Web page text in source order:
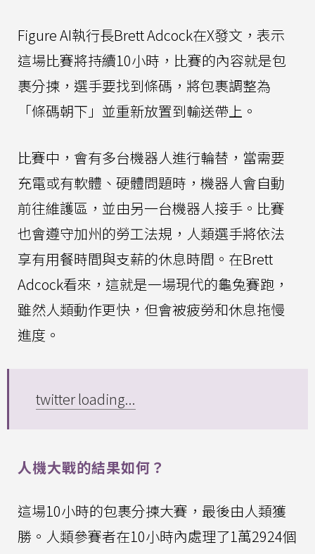
Figure AI執行長Brett Adcock在X發文，表示
這場比賽將持續10小時，比賽的內容就是包
裹分揀，選手要找到條碼，將包裹調整為
「條碼朝下」並重新放置到輸送帶上。
比賽中，會有多台機器人進行輪替，當需要
充電或有軟體、硬體問題時，機器人會自動
前往維護區，並由另一台機器人接手。比賽
也會遵守加州的勞工法規，人類選手將依法
享有用餐時間與支薪的休息時間。在Brett
Adcock看來，這就是一場現代的龜兔賽跑，
雖然人類動作更快，但會被疲勞和休息拖慢
進度。
twitter loading...
人機大戰的結果如何？
這場10小時的包裹分揀大賽，最後由人類獲
勝。人類參賽者在10小時內處理了1萬2924個